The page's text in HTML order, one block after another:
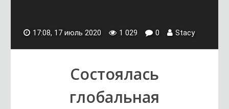
17:08, 17 июль 2020 1 029 0 Stacy
Состоялась
глобальная